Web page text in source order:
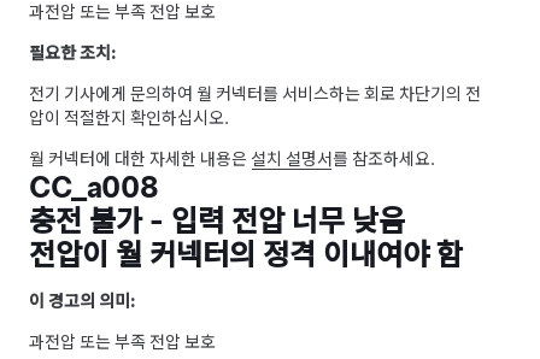
과전압 또는 부족 전압 보호
필요한 조치:
전기 기사에게 문의하여 월 커넥터를 서비스하는 회로 차단기의 전
압이 적절한지 확인하십시오.
월 커넥터에 대한 자세한 내용은 설치 설명서를 참조하세요.
CC_a008
충전 불가 - 입력 전압 너무 낮음
전압이 월 커넥터의 정격 이내여야 함
이 경고의 의미:
과전압 또는 부족 전압 보호